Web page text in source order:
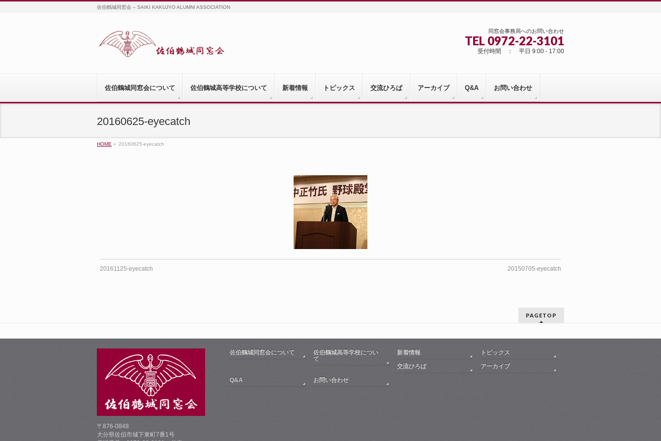
佐伯鶴城同窓会 – SAIKI KAKUJYO ALUMNI ASSOCIATION
同窓会事務局へのお問い合わせ
TEL 0972-22-3101
受付時間 ： 平日 9:00 - 17:00
佐伯鶴城同窓会について 佐伯鶴城高等学校について 新着情報 トピックス 交流ひろば アーカイブ Q&A お問い合わせ
20160625-eyecatch
HOME » 20160625-eyecatch
20161125-eyecatch 20150705-eyecatch
PAGETOP
〒876-0848
大分県佐伯市城下東町7番1号
佐伯鶴城同窓会について
佐伯鶴城高等学校につい
て
新着情報
トピックス
交流ひろば
アーカイブ
Q&A
お問い合わせ